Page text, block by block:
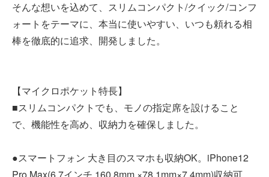
そんな想いを込めて、スリムコンパクト/クイック/コンフ
ォートをテーマに、本当に使いやすい、いつも頼れる相
棒を徹底的に追求、開発しました。
【マイクロポケット特長】
■スリムコンパクトでも、モノの指定席を設けること
で、機能性を高め、収納力を確保しました。
●スマートフォン 大き目のスマホも収納OK。iPhone12